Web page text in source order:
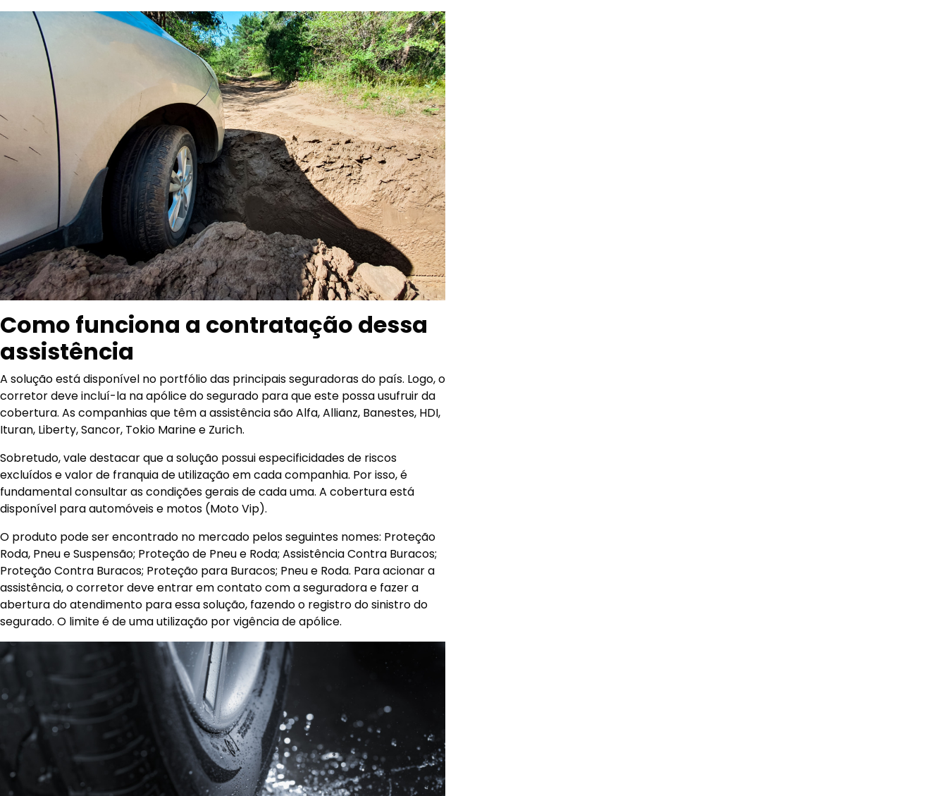
Como funciona a contratação dessa
assistência
A solução está disponível no portfólio das principais seguradoras do país. Logo, o
corretor deve incluí-la na apólice do segurado para que este possa usufruir da
cobertura. As companhias que têm a assistência são Alfa, Allianz, Banestes, HDI,
Ituran, Liberty, Sancor, Tokio Marine e Zurich.
Sobretudo, vale destacar que a solução possui especificidades de riscos
excluídos e valor de franquia de utilização em cada companhia. Por isso, é
fundamental consultar as condições gerais de cada uma. A cobertura está
disponível para automóveis e motos (Moto Vip).
O produto pode ser encontrado no mercado pelos seguintes nomes: Proteção
Roda, Pneu e Suspensão; Proteção de Pneu e Roda; Assistência Contra Buracos;
Proteção Contra Buracos; Proteção para Buracos; Pneu e Roda. Para acionar a
assistência, o corretor deve entrar em contato com a seguradora e fazer a
abertura do atendimento para essa solução, fazendo o registro do sinistro do
segurado. O limite é de uma utilização por vigência de apólice.